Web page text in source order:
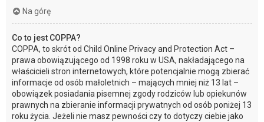
Na górę
Co to jest COPPA?
COPPA, to skrót od Child Online Privacy and Protection Act –
prawa obowiązującego od 1998 roku w USA, nakładającego na
właścicieli stron internetowych, które potencjalnie mogą zbierać
informacje od osób małoletnich – mających mniej niż 13 lat –
obowiązek posiadania pisemnej zgody rodziców lub opiekunów
prawnych na zbieranie informacji prywatnych od osób poniżej 13
roku życia. Jeżeli nie masz pewności czy to dotyczy ciebie jako